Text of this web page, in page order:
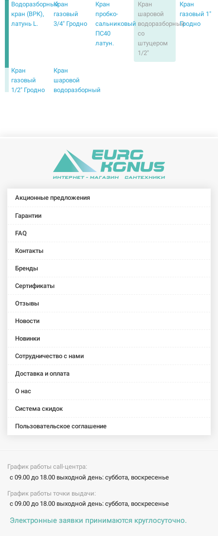
Водоразборный
кран (ВРК),
латунь L.
Кран
газовый
3/4" Гродно
Кран
пробко-
сальниковый
ПС40
латун.
Кран
шаровой
водоразборный
со
штуцером
1/2"
Кран
газовый 1"
Гродно
Кран
газовый
1/2" Гродно
Кран
шаровой
водоразборный
Акционные предложения
Гарантии
FAQ
Контакты
Бренды
Сертификаты
Отзывы
Новости
Новинки
Сотрудничество с нами
Доставка и оплата
О нас
Система скидок
Пользовательское соглашение
График работы call-центра:
с 09.00 до 18.00 выходной день: суббота, воскресенье
График работы точки выдачи:
с 09.00 до 18.00 выходной день: суббота, воскресенье
Электронные заявки принимаются круглосуточно.